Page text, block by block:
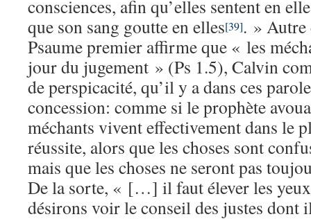
consciences, afin qu’elles sentent en
que son sang goutte en elles[39]. » Autre
Psaume premier affirme que « les
jour du jugement » (Ps 1.5), Calvin
de perspicacité, qu’il y a dans ces
concession: comme si le prophète
méchants vivent effectivement dans le
réussite, alors que les choses sont
mais que les choses ne seront pas
De la sorte, « […] il faut élever les
désirons voir le conseil des justes dont